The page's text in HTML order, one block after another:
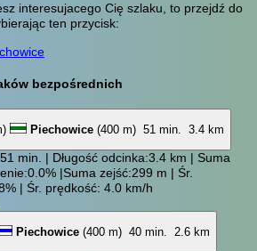
interesujacego Cię szlaku, to przejdź do
ten przycisk:
bezpośrednich
Piechowice (400 m) 51 min. 3.4 km
min. | Długość odcinka:3.4 km | Suma
|Suma zejść:299 m | Śr.
| Śr. prędkość: 4.0 km/h
Piechowice (400 m) 40 min. 2.6 km